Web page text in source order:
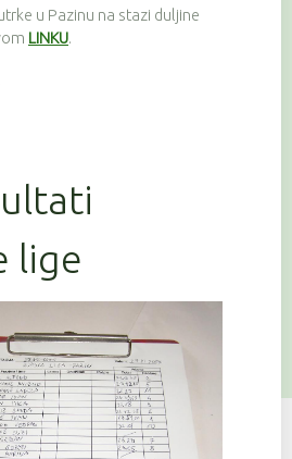
u Pazinu na stazi duljine
LINKU.
lige